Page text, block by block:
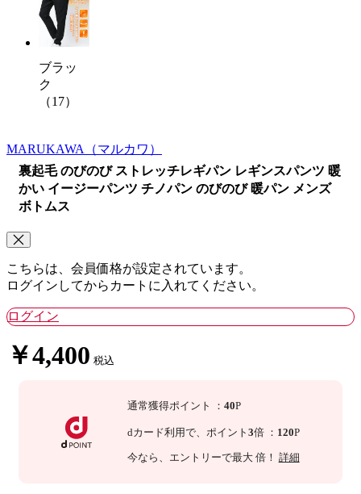
ブラッ
ク
（17）
MARUKAWA （マルカワ）
裏起毛 のびのび ストレッチレギパン レギンスパンツ 暖
かい イージーパンツ チノパン のびのび 暖パン メンズ
ボトムス
こちらは、会員価格が設定されています。
ログインしてからカートに入れてください。
ログイン
￥4,400 税込
通常獲得ポイント ： 40P
dカード利用で、 ポイント 3倍 ： 120P
今なら 、エントリーで最大 倍！ 詳細